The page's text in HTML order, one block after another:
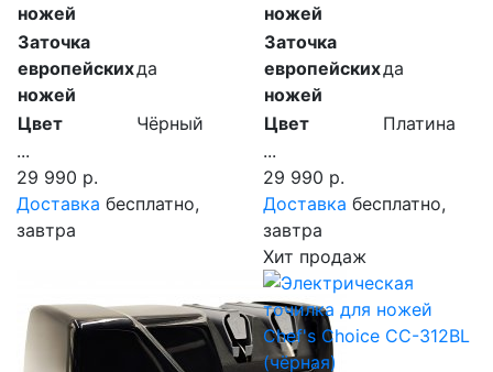
ножей
Заточка
европейских
ножей
да
Цвет
Чёрный
...
29 990 р.
Доставка бесплатно,
завтра
ножей
Заточка
европейских
ножей
да
Цвет
Платина
...
29 990 р.
Доставка бесплатно,
завтра
Хит продаж